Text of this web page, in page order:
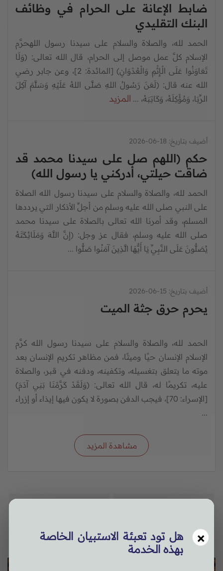
هل تود تعبئة الاستبيان الخاصة
بهذه الخدمة
×
ضابط الإعانة على الحرام في وظائف
البنك التقليدي
الحمد لله، والصلاة والسلام على سيدنا رسول اللهحرَّم
الإسلام كلَّ عمل موصل إلى الحرام، قال الله تعالى: (وَلَا
تَعَاوَنُوا عَلَى الْإِثْمِ وَالْعُدْوَانِ) [المائدة: 2]، وعن جابر رضي
الله عنه قال: (لَعَنَ رَسُولُ اللهِ صَلَّى اللهُ عَلَيْهِ وَسَلَّمَ آكِلَ
الرِّبَا، وَمُؤْكِلَهُ، وَكَاتِبَهُ، ... المزيد
أضيف بتاريخ: 18-06-2026
حكم (اللهم صل على سيدنا محمد قد
ضاقت حيلتي، أدركني يا رسول الله)
الحمد لله، والصلاة والسلام على سيدنا رسول الله الصلاة
على النبي صلى الله عليه وسلم من أجلِّ الأذكار التي يرددها
المسلم، وقد أمرنا الله تعالى بالصلاة على سيدنا محمد
صلى الله عليه وسلم، فقال عز وجل: (إِنَّ اللَّهَ وَمَلَائِكَتَهُ
يُصَلُّونَ عَلَى النَّبِيِّ يَا أَيُّهَا الَّذِينَ آمَنُوا صَلُّوا ...
أضيف بتاريخ: 15-06-2026
يحرم حرق جثة الميت
الحمد لله، والصلاة والسلام على سيدنا رسول الله كرَّم
الإسلام الإنسان حيًا وميتًا، فمن مظاهر تكريم الإنسان بعد
موته ما يتعلق بتغسيله، وتكفينه، ودفنه في قبر، والصلاة
عليه، تكريمًا له، قال الله تعالى: (وَلَقَدْ كَرَّمْنَا بَنِي آدَمَ)
[الإسراء: 70]، فيجب الدفن بصورة لا يكون فيها إيذاء أو إزراء
...
مشاهدة المزيد
مقالات